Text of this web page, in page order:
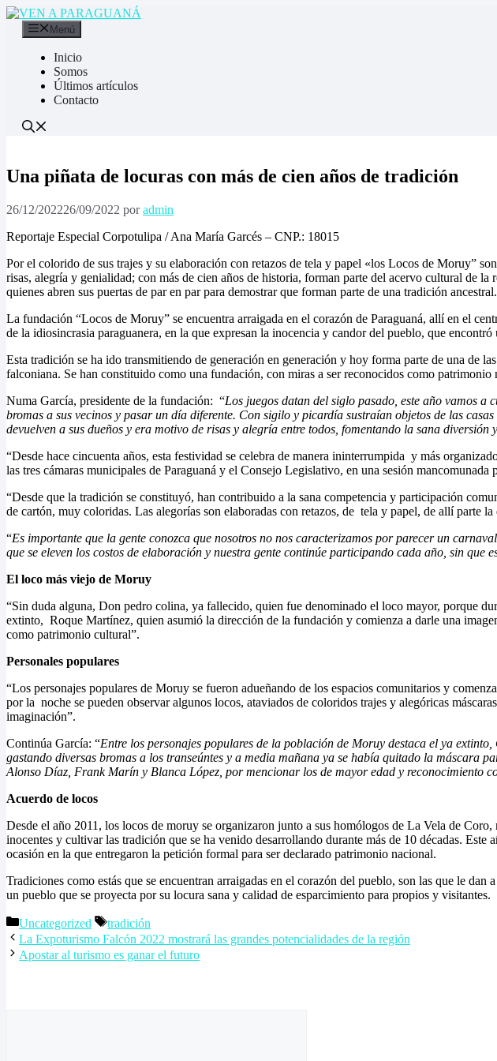
Saltar
contenido
Menú
Inicio
Somos
Últimos artículos
Contacto
Una piñata de locuras con más de cien años de tradición
26/12/202226/09/2022 poradmin
Reportaje Especial Corpotulipa / Ana María Garcés – CNP.: 18015
Por el colorido de sus trajes y su elaboración con retazos de tela y papel «los Locos de Moruy”
risas, alegría y genialidad; con más de cien años de historia, forman parte del acervo cultural de
quienes abren sus puertas de par en par para demostrar que forman parte de una tradición ancestral.
La fundación “Locos de Moruy” se encuentra arraigada en el corazón de Paraguaná, allí en el
de la idiosincrasia paraguanera, en la que expresan la inocencia y candor del pueblo, que
Esta tradición se ha ido transmitiendo de generación en generación y hoy forma parte de una de
falconiana. Se han constituido como una fundación, con miras a ser reconocidos como patrimonio
Numa García, presidente de la fundación: “Los juegos datan del siglo pasado, este año vamos a
bromas a sus vecinos y pasar un día diferente. Con sigilo y picardía sustraían objetos de las
devuelven a sus dueños y era motivo de risas y alegría entre todos, fomentando la sana
“Desde hace cincuenta años, esta festividad se celebra de manera ininterrumpida y más
las tres cámaras municipales de Paraguaná y el Consejo Legislativo, en una sesión
“Desde que la tradición se constituyó, han contribuido a la sana competencia y participación
de cartón, muy coloridas. Las alegorías son elaboradas con retazos, de tela y papel, de allí parte
“Es importante que la gente conozca que nosotros no nos caracterizamos por parecer un
que se eleven los costos de elaboración y nuestra gente continúe participando cada año, sin
El loco más viejo de Moruy
“Sin duda alguna, Don pedro colina, ya fallecido, quien fue denominado el loco mayor, porque
extinto, Roque Martínez, quien asumió la dirección de la fundación y comienza a darle una
como patrimonio cultural”.
Personales populares
“Los personajes populares de Moruy se fueron adueñando de los espacios comunitarios y
por la noche se pueden observar algunos locos, ataviados de coloridos trajes y alegóricas
imaginación”.
Continúa García: “Entre los personajes populares de la población de Moruy destaca el ya
gastando diversas bromas a los transeúntes y a media mañana ya se había quitado la
Alonso Díaz, Frank Marín y Blanca López, por mencionar los de mayor edad y reconocimiento
Acuerdo de locos
Desde el año 2011, los locos de moruy se organizaron junto a sus homólogos de La Vela de
inocentes y cultivar las tradición que se ha venido desarrollando durante más de 10 décadas.
ocasión en la que entregaron la petición formal para ser declarado patrimonio nacional.
Tradiciones como estás que se encuentran arraigadas en el corazón del pueblo, son las que le
un pueblo que se proyecta por su locura sana y calidad de esparcimiento para propios y visitantes.
Categorías
Uncategorized Etiquetas
tradición
La Expoturismo Falcón 2022 mostrará las grandes potencialidades de la región
Apostar al turismo es ganar el futuro